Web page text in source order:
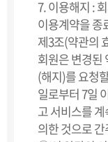
7. 이용해지 :
이용계약을 종
제3조(약관의
회원은 변경된
(해지)를 요청
일로부터 7일
고 서비스를
의한 것으로